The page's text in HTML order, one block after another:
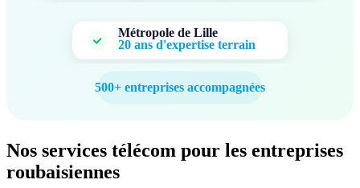
Métropole de Lille
20 ans d'expertise terrain
500+ entreprises accompagnées
Nos services télécom pour les entreprises
roubaisiennes